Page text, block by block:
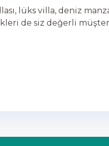
lüks villa, deniz
de siz değerli